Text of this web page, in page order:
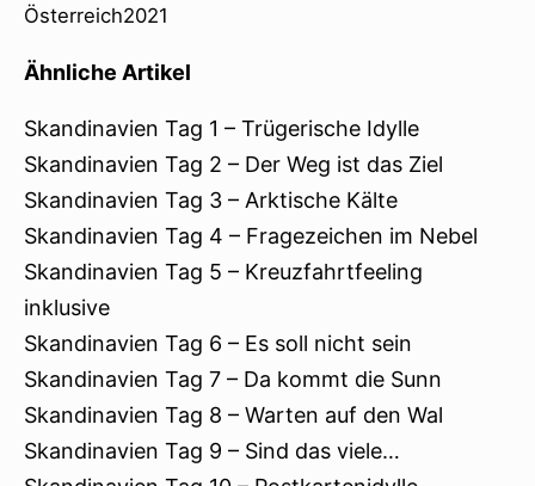
Österreich2021
Ähnliche Artikel
Skandinavien Tag 1 – Trügerische Idylle
Skandinavien Tag 2 – Der Weg ist das Ziel
Skandinavien Tag 3 – Arktische Kälte
Skandinavien Tag 4 – Fragezeichen im Nebel
Skandinavien Tag 5 – Kreuzfahrtfeeling
inklusive
Skandinavien Tag 6 – Es soll nicht sein
Skandinavien Tag 7 – Da kommt die Sunn
Skandinavien Tag 8 – Warten auf den Wal
Skandinavien Tag 9 – Sind das viele…